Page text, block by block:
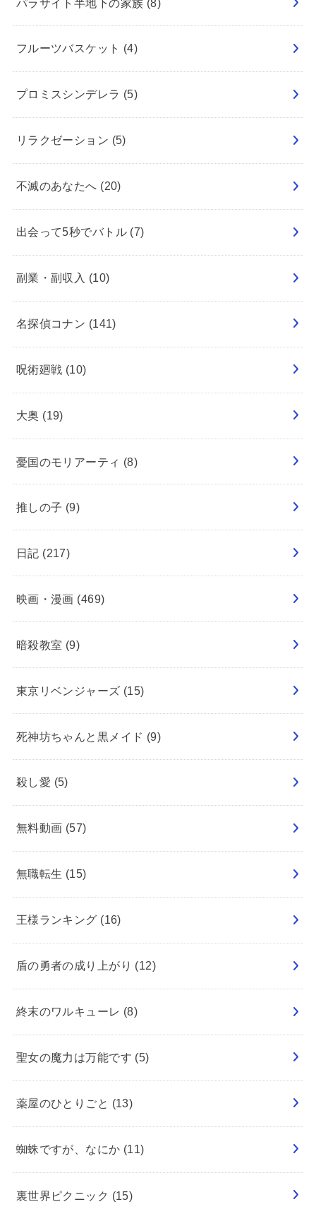
パラサイト半地下の家族 (8)
フルーツバスケット (4)
プロミスシンデレラ (5)
リラクゼーション (5)
不滅のあなたへ (20)
出会って5秒でバトル (7)
副業・副収入 (10)
名探偵コナン (141)
呪術廻戦 (10)
大奥 (19)
憂国のモリアーティ (8)
推しの子 (9)
日記 (217)
映画・漫画 (469)
暗殺教室 (9)
東京リベンジャーズ (15)
死神坊ちゃんと黒メイド (9)
殺し愛 (5)
無料動画 (57)
無職転生 (15)
王様ランキング (16)
盾の勇者の成り上がり (12)
終末のワルキューレ (8)
聖女の魔力は万能です (5)
薬屋のひとりごと (13)
蜘蛛ですが、なにか (11)
裏世界ピクニック (15)